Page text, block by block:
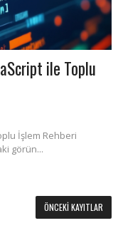
ile Toplu
İşlem Rehberi
görün...
ÖNCEKI KAYITLAR